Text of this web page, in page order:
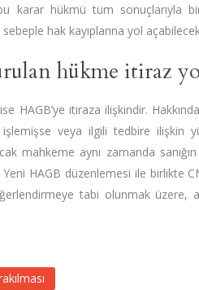
karar hükmü tüm sonuçlarıyla
hak kayıplarına yol
hükme itiraz
HAGB’ye itiraza ilişkindir.
veya ilgili tedbire ilişkin
mahkeme aynı zamanda
HAGB düzenlemesi ile birlikte
tabi olunmak üzere,